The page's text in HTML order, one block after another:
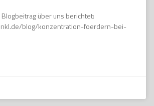
über uns berichtet:
blog/konzentration-foerdern-bei-